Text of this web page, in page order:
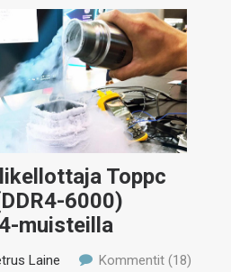
Toppc
6000)
muisteilla
Laine Kommentit (18)